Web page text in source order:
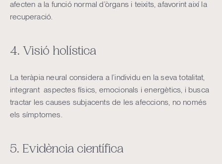
afecten a la funció normal d’òrgans i teixits, afavorint així la
recuperació.
4. Visió holística
La teràpia neural considera a l’individu en la seva totalitat,
integrant aspectes físics, emocionals i energètics, i busca
tractar les causes subjacents de les afeccions, no només
els símptomes.
5. Evidència científica